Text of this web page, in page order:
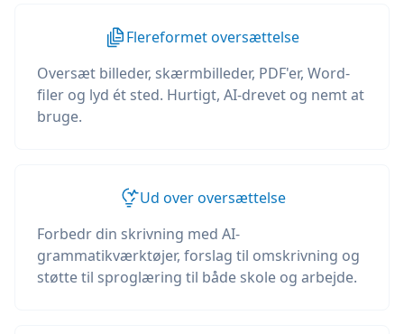
Flereformet oversættelse
Oversæt billeder, skærmbilleder, PDF'er, Word-
filer og lyd ét sted. Hurtigt, AI-drevet og nemt at
bruge.
Ud over oversættelse
Forbedr din skrivning med AI-
grammatikværktøjer, forslag til omskrivning og
støtte til sproglæring til både skole og arbejde.